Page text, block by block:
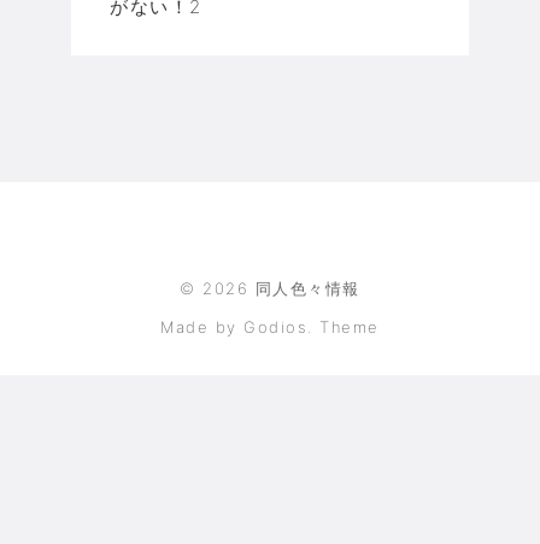
がない！2
© 2026 同人色々情報
Made by Godios. Theme